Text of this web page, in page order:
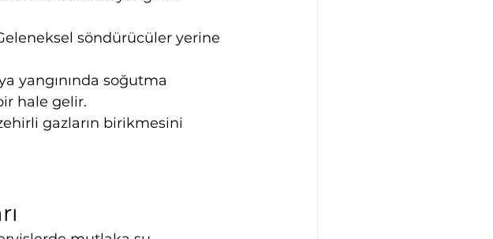
söndürücüler yerine
yangınında soğutma
hale gelir.
gazların birikmesini